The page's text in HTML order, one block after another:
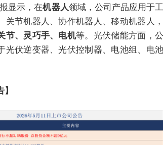
显示，在机器人领域，公司产品应用于工
关节机器人、协作机器人、移动机器人，
节、灵巧手、电机等。光伏储能方面，公
光伏逆变器、光伏控制器、电池组、电池